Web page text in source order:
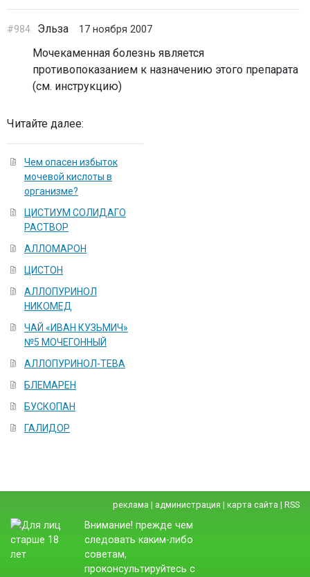
#984 Эльза 17 ноября 2007
Мочекаменная болезнь является
противопоказанием к назначению этого препарата
(см. инструкцию)
Читайте далее:
Чем опасен избыток
мочевой кислоты в
организме?
ЦИСТИУМ СОЛИДАГО
РАСТВОР
АЛЛОМАРОН
ЦИСТОН
АЛЛОПУРИНОЛ
НИКОМЕД
ЧАЙ «ИВАН КУЗЬМИЧ»
№5 МОЧЕГОННЫЙ
АЛЛОПУРИНОЛ-ТЕВА
БЛЕМАРЕН
БУСКОПАН
ГАЛИДОР
реклама | администрация | карта сайта | RSS
Внимание! прежде чем
следовать каким-либо
советам,
проконсультируйтесь с